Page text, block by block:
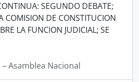
SEGUNDO DEBATE;
COMISION DE CONSTITUCION
LA FUNCION JUDICIAL; SE
Asamblea Nacional